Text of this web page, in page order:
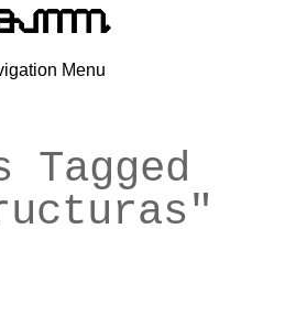
Menu
Tagged